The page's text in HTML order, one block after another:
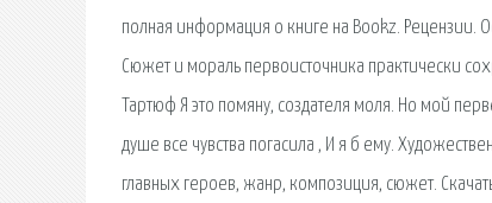
полная информация о книге на Bookz. Рецензии.
Сюжет и мораль первоисточника практически
Тартюф Я это помяну, создателя моля. Но мой
душе все чувства погасила , И я б ему.
главных героев, жанр, композиция, сюжет.